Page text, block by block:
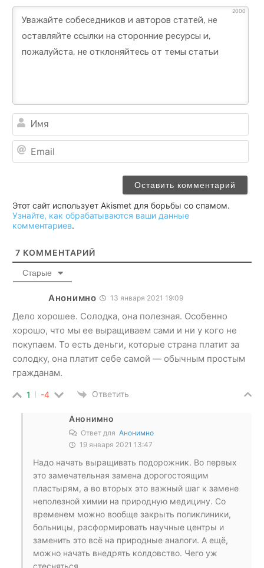
2000
Этот сайт использует Akismet для борьбы со спамом.
Узнайте, как обрабатываются ваши данные
комментариев.
7 КОММЕНТАРИЙ
Старые
Анонимно 13 января 2021 19:09
Дело хорошее. Солодка, она полезная. Особенно
хорошо, что мы ее выращиваем сами и ни у кого не
покупаем. То есть деньги, которые страна платит за
солодку, она платит себе самой — обычным простым
гражданам.
1 -4 Ответить
Анонимно
Ответ для Анонимно
19 января 2021 13:47
Надо начать выращивать подорожник. Во первых
это замечательная замена дорогостоящим
пластырям, а во вторых это важный шаг к замене
неполезной химии на природную медицину. Со
временем можно вообще закрыть поликлиники,
больницы, расформировать научные центры и
заменить это всё на природные аналоги. А ещё,
можно начать внедрять колдовство. Чего уж
стесняться.